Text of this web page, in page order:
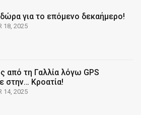
για το επόμενο δεκαήμερο!
18, 2025
από τη Γαλλία λόγω GPS
στην… Κροατία!
14, 2025